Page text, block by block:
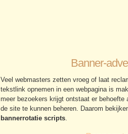
Banner-
Veel webmasters zetten vroeg of laat
tekstlink opnemen in een webpagina is
meer bezoekers krijgt ontstaat er
de site te kunnen beheren. Daarom
bannerrotatie scripts.